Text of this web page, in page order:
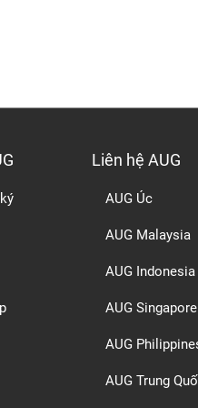
Liên hệ AUG
AUG Úc
AUG Malaysia
AUG Indonesia
AUG Singapore
AUG
AUG Trung